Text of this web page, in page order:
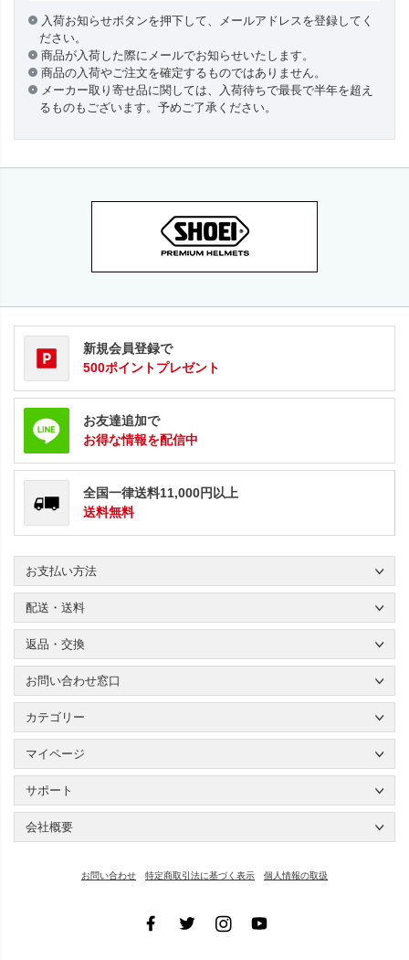
入荷お知らせボタンを押下して、メールアドレスを登録してく
ださい。
商品が入荷した際にメールでお知らせいたします。
商品の入荷やご注文を確定するものではありません。
メーカー取り寄せ品に関しては、入荷待ちで最長で半年を超え
るものもございます。予めご了承ください。
新規会員登録で
500ポイントプレゼント
お友達追加で
お得な情報を配信中
全国一律送料11,000円以上
送料無料
お支払い方法
配送・送料
返品・交換
お問い合わせ窓口
カテゴリー
マイページ
サポート
会社概要
お問い合わせ 特定商取引法に基づく表示 個人情報の取扱